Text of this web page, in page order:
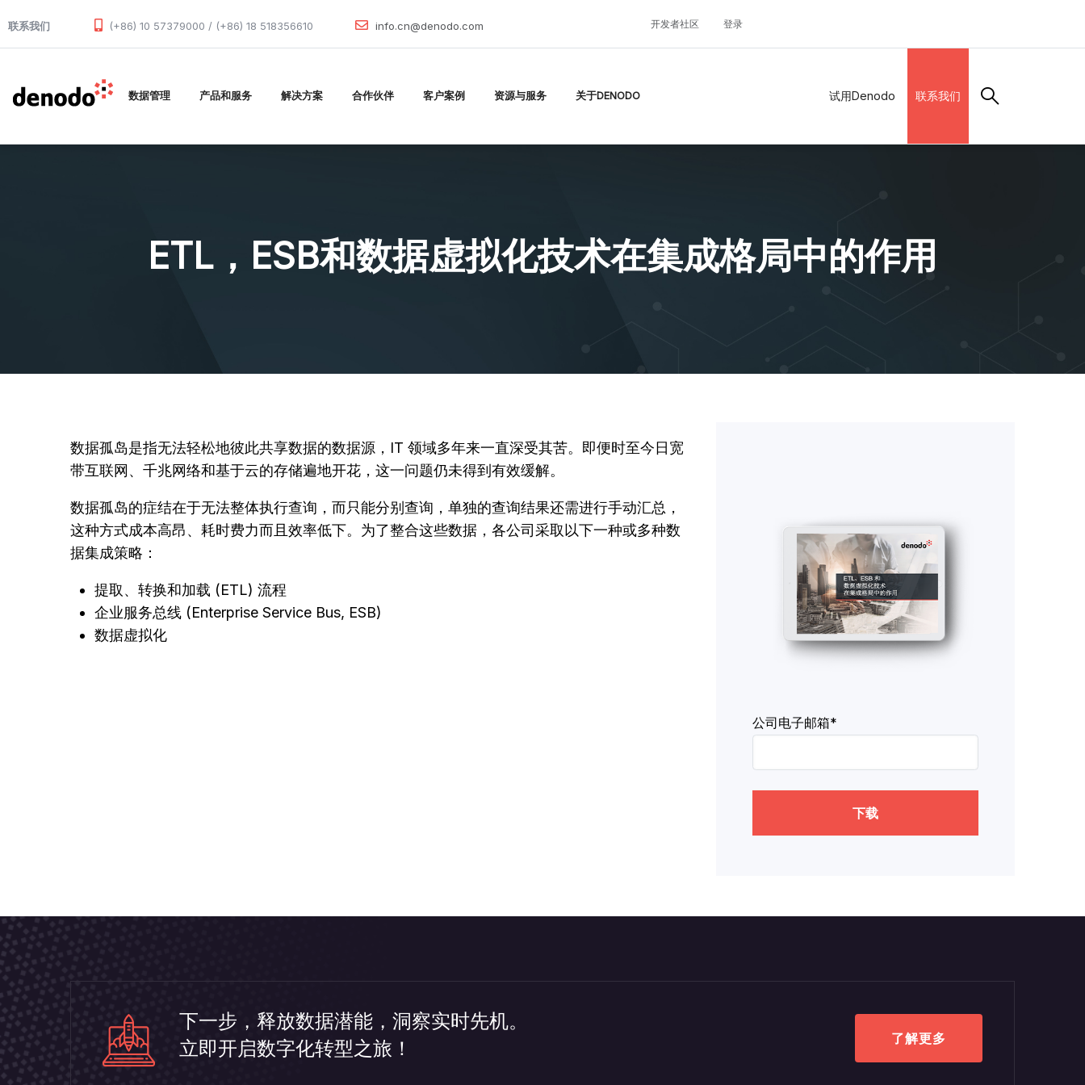
联系我们 (+86) 10 57379000 / (+86) 18 518356610 info.cn@denodo.com 开发者社区 登录
数据管理 产品和服务 解决方案 合作伙伴 客户案例 资源与服务 关于DENODO 试用Denodo 联系我们
ETL，ESB和数据虚拟化技术在集成格局中的作用
数据孤岛是指无法轻松地彼此共享数据的数据源，IT 领域多年来一直深受其苦。即便时至今日宽
带互联网、千兆网络和基于云的存储遍地开花，这一问题仍未得到有效缓解。
数据孤岛的症结在于无法整体执行查询，而只能分别查询，单独的查询结果还需进行手动汇总，
这种方式成本高昂、耗时费力而且效率低下。为了整合这些数据，各公司采取以下一种或多种数
据集成策略：
提取、转换和加载 (ETL) 流程
企业服务总线 (Enterprise Service Bus, ESB)
数据虚拟化
公司电子邮箱*
下载
下一步，释放数据潜能，洞察实时先机。
立即开启数字化转型之旅！
了解更多